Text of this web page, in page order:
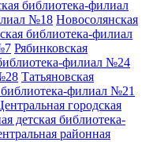
библиотека-филиал
№18 Новосолянская
библиотека-филиал
Рябинковская
филиал №24
Татьяновская
библиотека-филиал №21
городская
детская библиотека-
районная